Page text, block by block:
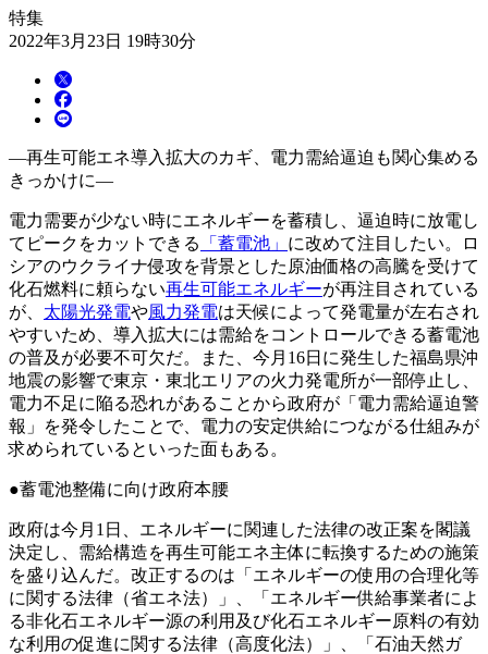
特集
2022年3月23日 19時30分
―再生可能エネ導入拡大のカギ、電力需給逼迫も関心集める
きっかけに―
電力需要が少ない時にエネルギーを蓄積し、逼迫時に放電し
てピークをカットできる
「蓄電池」 に改めて注目したい。ロ
シアのウクライナ侵攻を背景とした原油価格の高騰を受けて
化石燃料に頼らない再生可能エネルギーが再注目されている
が、 太陽光発電や風力発電は天候によって発電量が左右され
やすいため、導入拡大には需給をコントロールできる蓄電池
の普及が必要不可欠だ。また、今月16日に発生した福島県沖
地震の影響で東京・東北エリアの火力発電所が一部停止し、
電力不足に陥る恐れがあることから政府が「電力需給逼迫警
報」を発令したことで、電力の安定供給につながる仕組みが
求められているといった面もある。
●蓄電池整備に向け政府本腰
政府は今月1日、エネルギーに関連した法律の改正案を閣議
決定し、需給構造を再生可能エネ主体に転換するための施策
を盛り込んだ。改正するのは「エネルギーの使用の合理化等
に関する法律（省エネ法）」、「エネルギー供給事業者によ
る非化石エネルギー源の利用及び化石エネルギー原料の有効
な利用の促進に関する法律（高度化法）」、「石油天然ガ